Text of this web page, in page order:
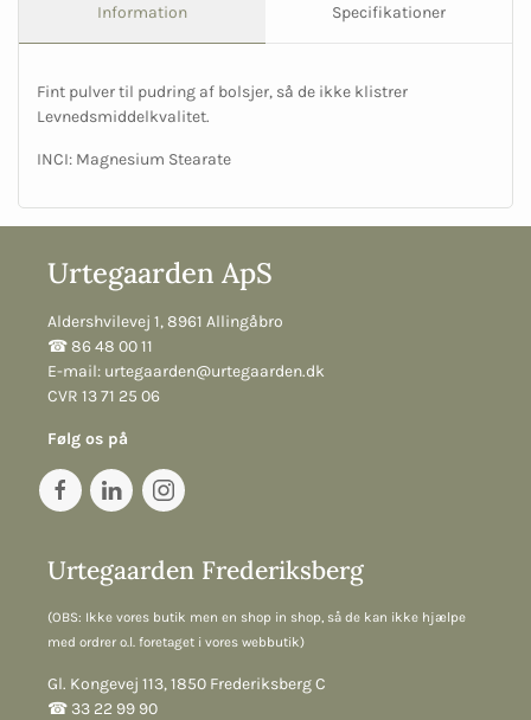
Information Specifikationer
Fint pulver til pudring af bolsjer, så de ikke klistrer
Levnedsmiddelkvalitet.
INCI: Magnesium Stearate
Urtegaarden ApS
Aldershvilevej 1, 8961 Allingåbro
☎︎ 86 48 00 11
E-mail: urtegaarden@urtegaarden.dk
CVR 13 71 25 06
Følg os på
Urtegaarden Frederiksberg
(OBS: Ikke vores butik men en shop in shop, så de kan ikke hjælpe
med ordrer o.l. foretaget i vores webbutik)
Gl. Kongevej 113, 1850 Frederiksberg C
☎︎ 33 22 99 90